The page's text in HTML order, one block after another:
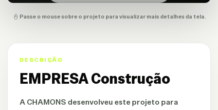
Passe o mouse sobre o projeto para visualizar mais detalhes da tela.
DESCRIÇÃO
EMPRESA Construção
ACHAMONS desenvolveu este projeto para